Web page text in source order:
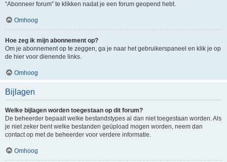
“Abonneer forum” te klikken nadat je een forum geopend hebt.
Omhoog
Hoe zeg ik mijn abonnement op?
Om je abonnement op te zeggen, ga je naar het gebruikerspaneel en klik je op
de hier voor dienende links.
Omhoog
Bijlagen
Welke bijlagen worden toegestaan op dit forum?
De beheerder bepaalt welke bestandstypes al dan niet toegestaan worden. Als
je niet zeker bent welke bestanden geüpload mogen worden, neem dan
contact op met de beheerder voor verdere informatie.
Omhoog